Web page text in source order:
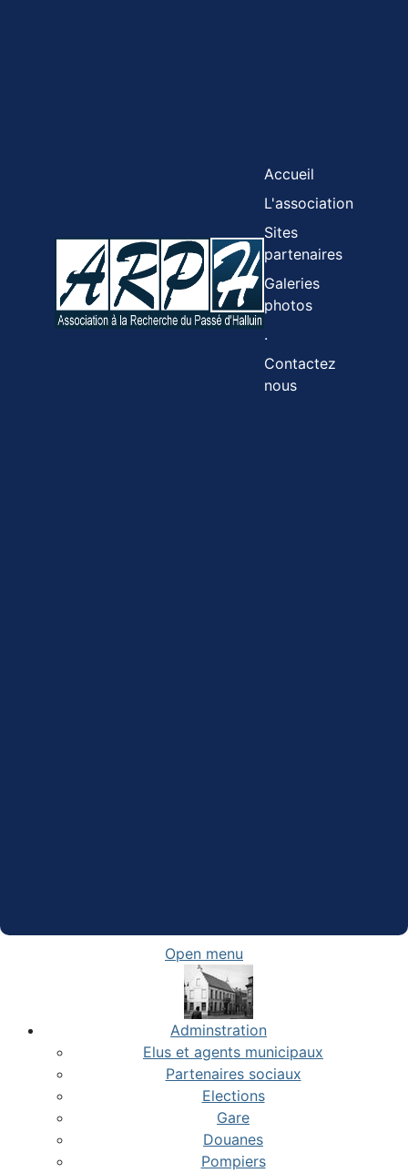
Accueil
L'association
Sites
partenaires
Galeries
photos
.
Contactez
nous
Open menu
Adminstration
Elus et agents municipaux
Partenaires sociaux
Elections
Gare
Douanes
Pompiers